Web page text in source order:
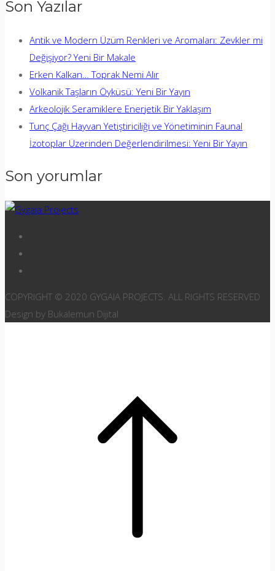
Son Yazılar
Antik ve Modern Üzüm Renkleri ve Aromaları: Zevkler mi
Değişiyor? Yeni Bir Makale
Erken Kalkan… Toprak Nemi Alır
Volkanik Taşların Öyküsü: Yeni Bir Yayın
Arkeolojik Seramiklere Enerjetik Bir Yaklaşım
Tunç Çağı Hayvan Yetiştiriciliği ve Yönetiminin Faunal
İzotoplar Üzerinden Değerlendirilmesi: Yeni Bir Yayın
Son yorumlar
COPYRIGHT © 2020 GYGAIA PROJECTS. ALL RIGHTS RESERVED
Design by Bukalemun Dijital